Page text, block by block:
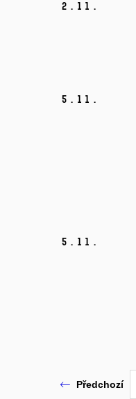
2. 11.
5. 11.
5. 11.
Předchozí